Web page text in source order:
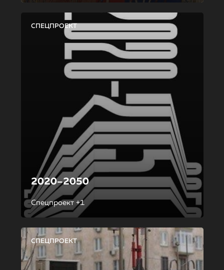
СПЕЦПРОЕКТ
2020–2050
Спецпроект +1
СПЕЦПРОЕКТ